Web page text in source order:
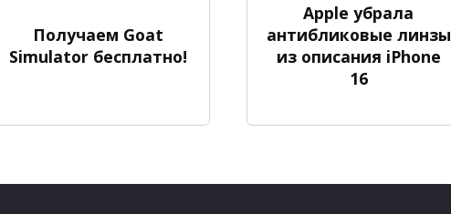
Получаем Goat
Simulator бесплатно!
Apple убрала
антибликовые линзы
из описания iPhone
16